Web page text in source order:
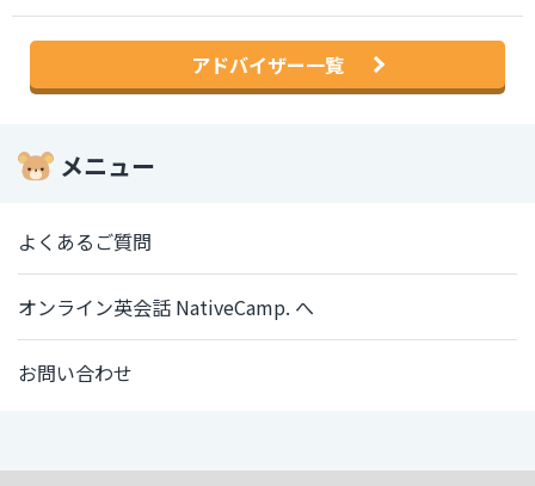
アドバイザー一覧
メニュー
よくあるご質問
オンライン英会話 NativeCamp. へ
お問い合わせ